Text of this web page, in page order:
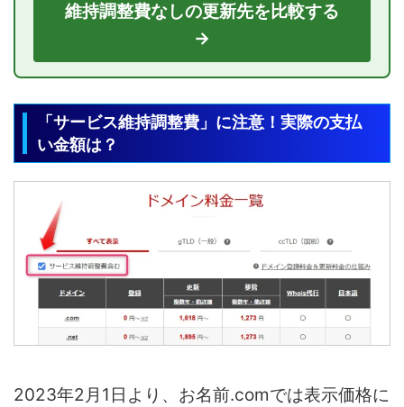
維持調整費なしの更新先を比較する
→
「サービス維持調整費」に注意！実際の支払
い金額は？
2023年2月1日より、お名前.comでは表示価格に